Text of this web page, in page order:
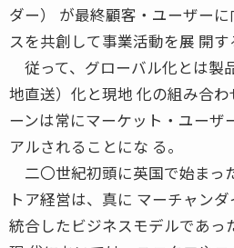
ダー） が最終顧客・ユーザー
スを共創して事業活動を展 開す
従って、グローバル化とは製
地直送）化と現地 化の組み合
ーンは常にマーケット・ユーザ
アルされることにな る。
二〇世紀初頭に英国で始まっ
トア経営は、真に マーチャン
統合したビジネスモデルであっ